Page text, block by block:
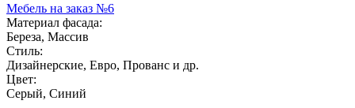
Мебель на заказ №6
Материал фасада:
Береза, Массив
Стиль:
Дизайнерские, Евро, Прованс и др.
Цвет:
Серый, Синий